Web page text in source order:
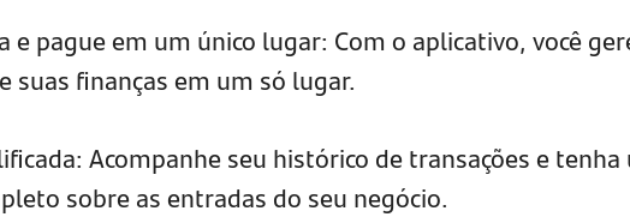
e pague em um único lugar: Com o aplicativo, você
suas finanças em um só lugar.
Acompanhe seu histórico de transações e tenha
sobre as entradas do seu negócio.